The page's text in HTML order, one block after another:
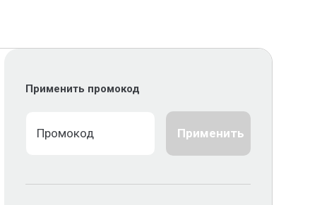
Применить промокод
Применить